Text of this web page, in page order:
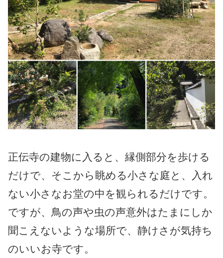
正伝寺の建物に入ると、縁側部分を歩ける
だけで、そこから眺める小さな庭と、入れ
ない小さなお堂の中を観られるだけです。
ですが、鳥の声や虫の声意外はたまにしか
聞こえないような場所で、静けさが気持ち
のいいお寺です。